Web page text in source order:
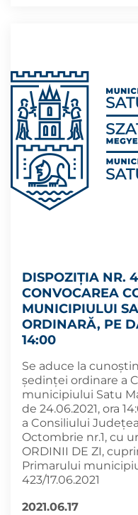
DISPOZIŢIA NR.
CONVOCAREA
MUNICIPIULUI
ORDINARĂ, PE
14:00
Se aduce la
ședinței ordinare a
municipiului Satu
de 24.06.2021, ora
a Consiliului
Octombrie nr.1, cu
ORDINII DE ZI,
Primarului
423/17.06.2021
2021.06.17